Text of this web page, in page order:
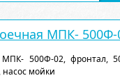
МПК- 500Ф-
500Ф-02, фронтал,
мойки